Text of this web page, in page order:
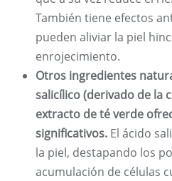
También tiene efectos
pueden aliviar la piel
enrojecimiento.
Otros ingredientes
salicílico (derivado de la
extracto de té verde
significativos. El ácido
la piel, destapando los
acumulación de células